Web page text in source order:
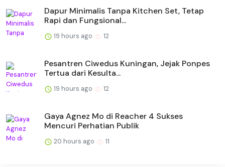
Dapur Minimalis Tanpa Kitchen Set, Tetap
Rapi dan Fungsional...
19 hours ago 12
Pesantren Ciwedus Kuningan, Jejak Ponpes
Tertua dari Kesulta...
19 hours ago 12
Gaya Agnez Mo di Reacher 4 Sukses
Mencuri Perhatian Publik
20 hours ago 11